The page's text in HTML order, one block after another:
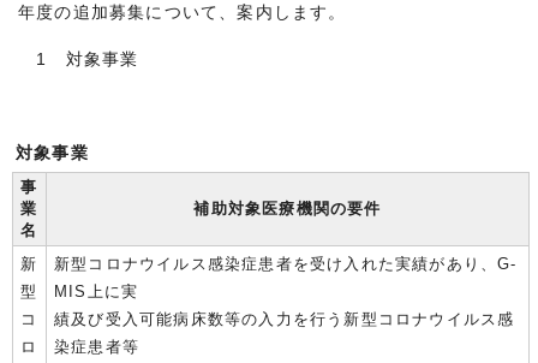
年度の追加募集について、案内します。
1 対象事業
対象事業
事
業
名
補助対象医療機関の要件
新
型
コ
ロ
新型コロナウイルス感染症患者を受け入れた実績があり、G-
MIS上に実
績及び受入可能病床数等の入力を行う新型コロナウイルス感
染症患者等